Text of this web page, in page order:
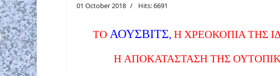
01 October 2018 Hits: 6691
ΤΟ ΑΟΥΣΒΙΤΣ, Η ΧΡΕΟΚΟΠΙΑ ΤΗΣ
Η ΑΠΟΚΑΤΑΣΤΑΣΗ ΤΗΣ